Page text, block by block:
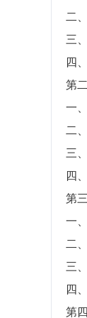
二
三
四
第
一
二
三
四
第
一
二
三
四
第